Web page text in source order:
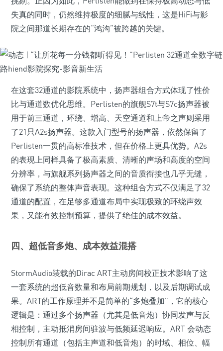
失真的同时，仍然维持极度的细腻与线性，这是HiFi与影
院之间那道长期存在的“鸿沟”被跨越的关键。
在这套32通道的影院系统中，扬声器组合方式体现了性价
比与通道数优化思维。Perlisten的旗舰S7t与S7c扬声器被
用于前三通道，环绕、增高、天空通道和上帝之声则采用
了21只A2s扬声器。这款入门型号的扬声器，依然保留了
Perlisten一贯的高标准技术，但在价格上更具优势。A2s
的表现上同样具备了极高素质、清晰的声场和高度的空间
分辨率，与旗舰系列扬声器之间的音质衔接也几乎无缝，
确保了系统的整体声音表现。这种组合方式不仅满足了32
通道的配置，在足够多通道布局中实现极致的环绕声效
果，又能有效控制预算，提供了绝佳的成本效益。
四、超低音多炮、成本效益混搭
StormAudio装载的Dirac ART主动房间校正技术影响了这
一套系统的超低音数量和布局前期规划，以及后期调试成
果。ART的工作原理并不是简单的“多炮叠加”，它的核心
逻辑是：通过多个扬声器（尤其是低音炮）协同发声与反
相控制，主动抵消房间驻波与低频延迟响应。ART 会动态
控制所有通道（包括主声道和低音炮）的时域、相位、幅